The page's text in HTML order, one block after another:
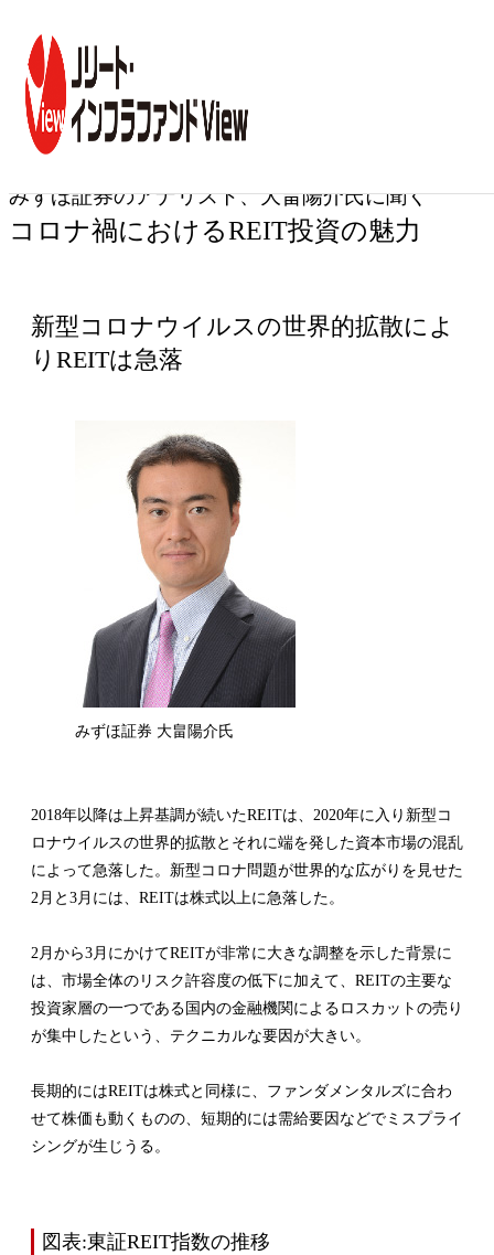
トップ
専門家インタビュー
第37回
みずほ証券のアナリスト、大畠陽介氏に聞く
コロナ禍におけるREIT投資の魅力
新型コロナウイルスの世界的拡散によ
りREITは急落
みずほ証券 大畠陽介氏
2018年以降は上昇基調が続いたREITは、2020年に入り新型コ
ロナウイルスの世界的拡散とそれに端を発した資本市場の混乱
によって急落した。新型コロナ問題が世界的な広がりを見せた
2月と3月には、REITは株式以上に急落した。
2月から3月にかけてREITが非常に大きな調整を示した背景に
は、市場全体のリスク許容度の低下に加えて、REITの主要な
投資家層の一つである国内の金融機関によるロスカットの売り
が集中したという、テクニカルな要因が大きい。
長期的にはREITは株式と同様に、ファンダメンタルズに合わ
せて株価も動くものの、短期的には需給要因などでミスプライ
シングが生じうる。
図表:東証REIT指数の推移